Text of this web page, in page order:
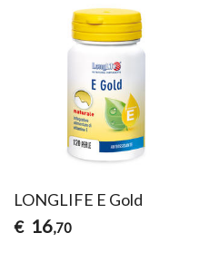
LONGLIFE E Gold
€ 16,70